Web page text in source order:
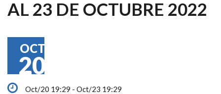
AL 23 DE OCTUBRE 2022
OCT
20
Oct/20 19:29 - Oct/23 19:29